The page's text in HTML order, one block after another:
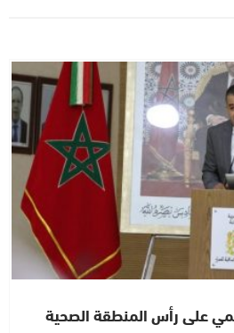
على رأس المنطقة الصحية